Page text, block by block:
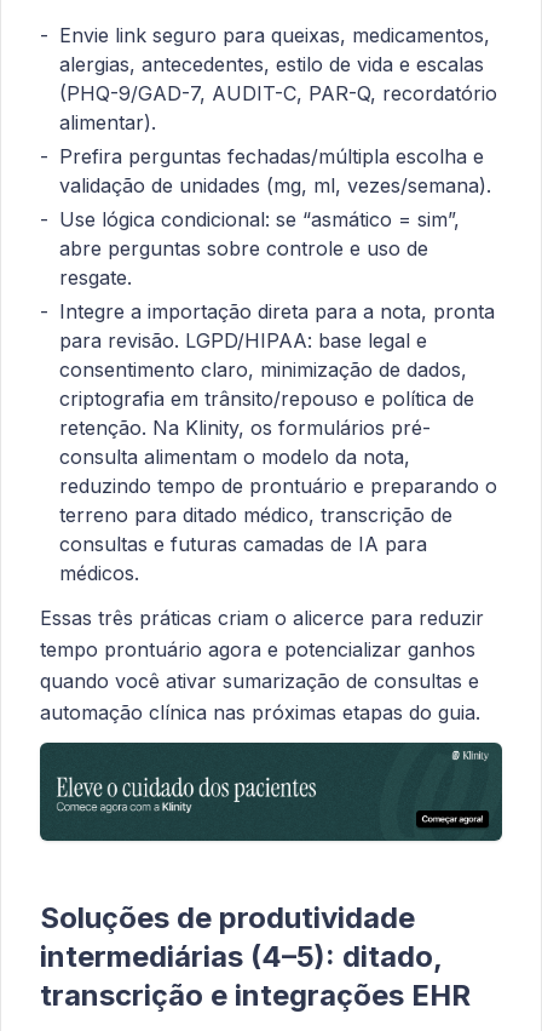
Envie link seguro para queixas, medicamentos,
alergias, antecedentes, estilo de vida e escalas
(PHQ-9/GAD-7, AUDIT-C, PAR-Q, recordatório
alimentar).
Prefira perguntas fechadas/múltipla escolha e
validação de unidades (mg, ml, vezes/semana).
Use lógica condicional: se “asmático = sim”,
abre perguntas sobre controle e uso de
resgate.
Integre a importação direta para a nota, pronta
para revisão. LGPD/HIPAA: base legal e
consentimento claro, minimização de dados,
criptografia em trânsito/repouso e política de
retenção. Na Klinity, os formulários pré-
consulta alimentam o modelo da nota,
reduzindo tempo de prontuário e preparando o
terreno para ditado médico, transcrição de
consultas e futuras camadas de IA para
médicos.
Essas três práticas criam o alicerce para reduzir
tempo prontuário agora e potencializar ganhos
quando você ativar sumarização de consultas e
automação clínica nas próximas etapas do guia.
Soluções de produtividade
intermediárias (4–5): ditado,
transcrição e integrações EHR